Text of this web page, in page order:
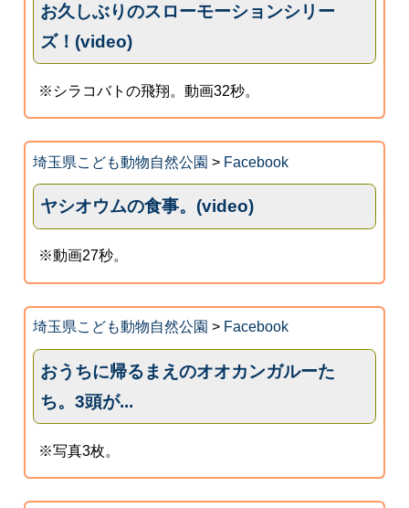
お久しぶりのスローモーションシリー
ズ！(video)
※シラコバトの飛翔。動画32秒。
埼玉県こども動物自然公園 > Facebook
ヤシオウムの食事。(video)
※動画27秒。
埼玉県こども動物自然公園 > Facebook
おうちに帰るまえのオオカンガルーた
ち。3頭が...
※写真3枚。